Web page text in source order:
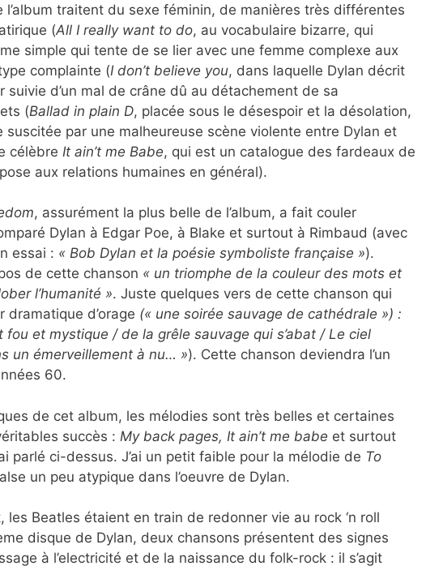
l’album traitent du sexe féminin, de manières très différentes
(All I really want to do, au vocabulaire bizarre, qui
simple qui tente de se lier avec une femme complexe aux
complainte (I don’t believe you, dans laquelle Dylan décrit
suivie d’un mal de crâne dû au détachement de sa
(Ballad in plain D, placée sous le désespoir et la désolation,
suscitée par une malheureuse scène violente entre Dylan et
célèbre It ain’t me Babe, qui est un catalogue des fardeaux de
aux relations humaines en général).
, assurément la plus belle de l’album, a fait couler
Dylan à Edgar Poe, à Blake et surtout à Rimbaud (avec
essai : « Bob Dylan et la poésie symboliste française »).
de cette chanson « un triomphe de la couleur des mots et
l’humanité ». Juste quelques vers de cette chanson qui
d’orage (« une soirée sauvage de cathédrale ») :
et mystique / de la grêle sauvage qui s’abat / Le ciel
un émerveillement à nu… »). Cette chanson deviendra l’un
60.
de cet album, les mélodies sont très belles et certaines
succès : My back pages, It ain’t me babe et surtout
parlé ci-dessus. J’ai un petit faible pour la mélodie de To
un peu atypique dans l’oeuvre de Dylan.
les Beatles étaient en train de redonner vie au rock ‘n roll
disque de Dylan, deux chansons présentent des signes
à l’electricité et de la naissance du folk-rock : il s’agit